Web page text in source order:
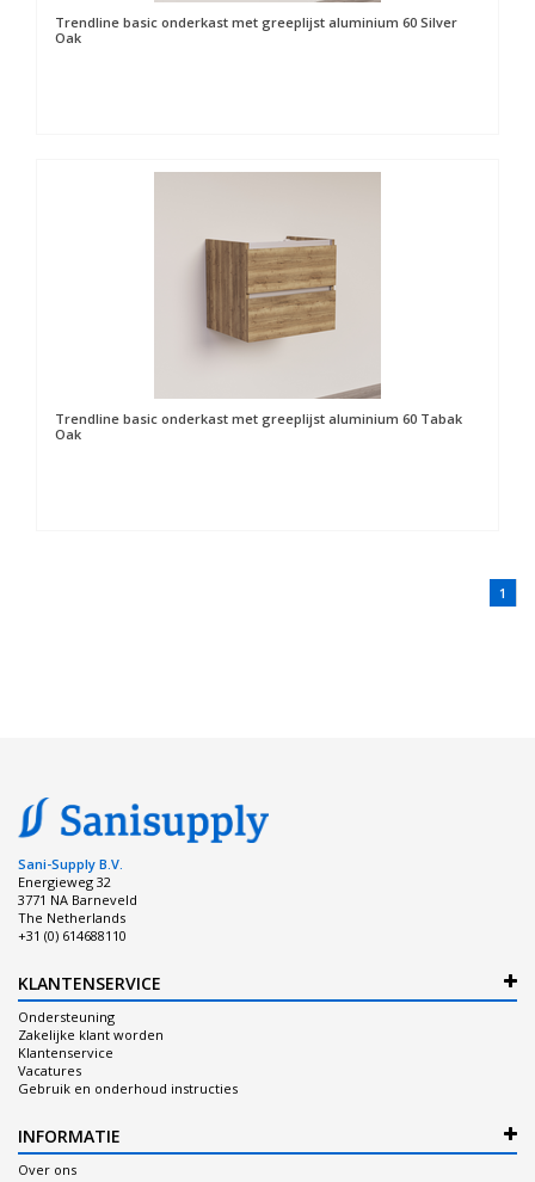
Trendline basic onderkast met greeplijst aluminium 60 Silver
Oak
Trendline basic onderkast met greeplijst aluminium 60 Tabak
Oak
1
Sani-Supply B.V.
Energieweg 32
3771 NA Barneveld
The Netherlands
+31 (0) 614688110
KLANTENSERVICE
Ondersteuning
Zakelijke klant worden
Klantenservice
Vacatures
Gebruik en onderhoud instructies
INFORMATIE
Over ons